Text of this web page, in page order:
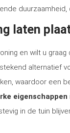
laten
en wilt u graag
alternatief
waardoor een
eigenschappen
in de tuin